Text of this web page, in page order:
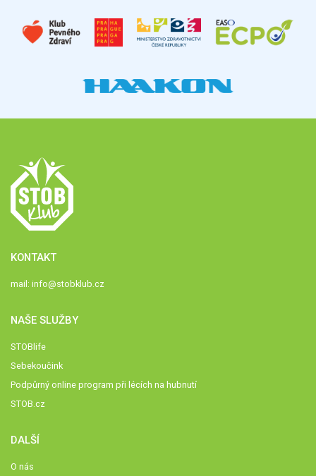
KONTAKT
mail: info@stobklub.cz
NAŠE SLUŽBY
STOBlife
Sebekoučink
Podpůrný online program při lécích na hubnutí
STOB.cz
DALŠÍ
O nás